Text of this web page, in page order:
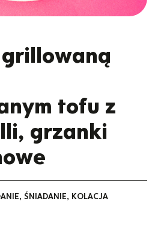
grillowaną
tofu z
grzanki
ŚNIADANIE, KOLACJA